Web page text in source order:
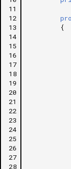
11
12
13
14
15
16
17
18
19
20
21
22
23
24
25
26
27
28
{